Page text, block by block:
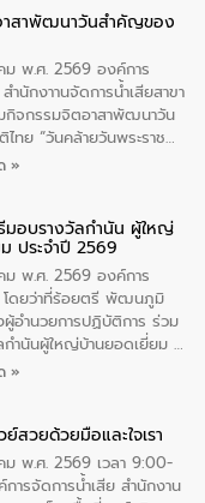
าสาพัฒนาวันสําคัญของ
ม พ.ศ. 2569 องค์การ
ำนักงาานจัดการน้ำเสียสาขา
กิจกรรมจิตอาสาพัฒนาวัน
ทย “วันคล้ายวันพระราช
ะนางเจ้าสิริกิติ์พระบรม
าราชการจังหวัดมุกดาหาร
ธี ณ เรือนจําชั่วคราวนาโสก
เภอเมืองมุกดาหาร จังหวัด
นกิจกรรมได้ร่วมปลูกป่า และ
ภายในบริเวณ จัดกิจกรรม
ระราชกุศล สมเด็จพระนาง
มราชินีนาถ พระบรมราช
»
อบรางวัลกำนัน ผู้ใหญ่
ประจำปี 2569
ม พ.ศ. 2569 องค์การ
โดยว่าที่ร้อยตรี พัฒนภูมิ
อำนวยการปฏิบัติการ ร่วม
ำนันผู้ใหญ่บ้านยอดเยี่ยม ณ
โดยมีนายอนุทิน ชาญวีรกูล
กาศเกียรติคุณให้แก่ กำนัน
ยี่ยม พร้อมกล่าวชื่นชม ให้
นโยบาย
»
ย์สวยด้วยมือและใจเรา
ม พ.ศ. 2569 เวลา 9:00-
ารจัดการน้ำเสีย สำนักงาน